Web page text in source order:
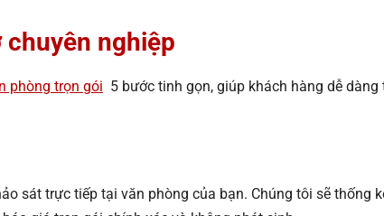
nghiệp
phòng trọn gói 5 bước tinh gọn, giúp khách hàng dễ dàng
sát trực tiếp tại văn phòng của bạn. Chúng tôi sẽ thống